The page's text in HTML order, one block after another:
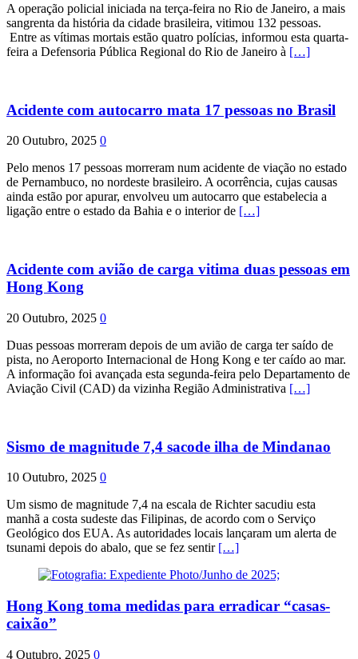
A operação policial iniciada na terça-feira no Rio de Janeiro, a mais
sangrenta da história da cidade brasileira, vitimou 132 pessoas.
Entre as vítimas mortais estão quatro polícias, informou esta quarta-
feira a Defensoria Pública Regional do Rio de Janeiro à […]
Acidente com autocarro mata 17 pessoas no Brasil
20 Outubro, 2025 0
Pelo menos 17 pessoas morreram num acidente de viação no estado
de Pernambuco, no nordeste brasileiro. A ocorrência, cujas causas
ainda estão por apurar, envolveu um autocarro que estabelecia a
ligação entre o estado da Bahia e o interior de […]
Acidente com avião de carga vitima duas pessoas em
Hong Kong
20 Outubro, 2025 0
Duas pessoas morreram depois de um avião de carga ter saído de
pista, no Aeroporto Internacional de Hong Kong e ter caído ao mar.
A informação foi avançada esta segunda-feira pelo Departamento de
Aviação Civil (CAD) da vizinha Região Administrativa […]
Sismo de magnitude 7,4 sacode ilha de Mindanao
10 Outubro, 2025 0
Um sismo de magnitude 7,4 na escala de Richter sacudiu esta
manhã a costa sudeste das Filipinas, de acordo com o Serviço
Geológico dos EUA. As autoridades locais lançaram um alerta de
tsunami depois do abalo, que se fez sentir […]
Hong Kong toma medidas para erradicar “casas-
caixão”
4 Outubro, 2025 0